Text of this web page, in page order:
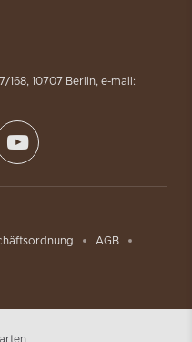
168, 10707 Berlin, e-mail:
AGB